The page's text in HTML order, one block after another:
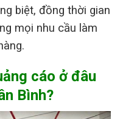
biệt, đồng thời gian
mọi nhu cầu làm
cáo ở đâu
Bình?